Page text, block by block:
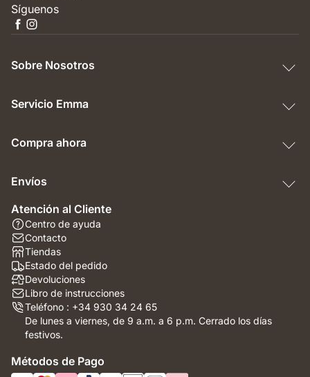
Síguenos
Sobre Nosotros
Servicio Emma
Compra ahora
Envíos
Atención al Cliente
Centro de ayuda
Contacto
Tiendas
Estado del pedido
Devoluciones
Libro de instrucciones
Teléfono : +34 930 34 24 65
De lunes a viernes, de 9 a.m. a 6 p.m. Cerrado los días
festivos.
Métodos de Pago